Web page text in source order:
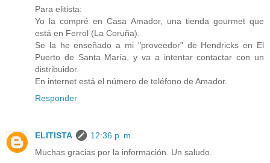
Para elitista:
Yo la compré en Casa Amador, una tienda gourmet que
está en Ferrol (La Coruña).
Se la he enseñado a mi "proveedor" de Hendricks en El
Puerto de Santa María, y va a intentar contactar con un
distribuidor.
En internet está el número de teléfono de Amador.
Responder
ELITISTA
12:36 p. m.
Muchas gracias por la información. Un saludo.